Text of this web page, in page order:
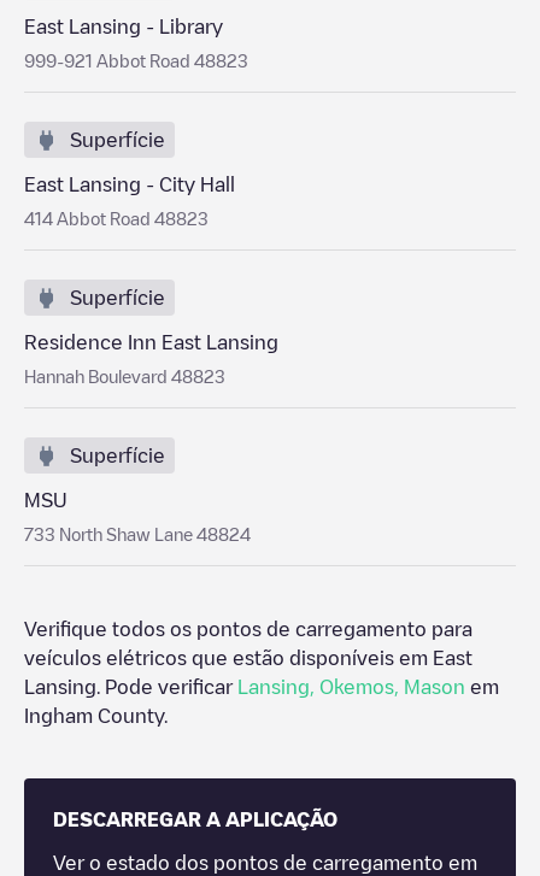
East Lansing - Library
999-921 Abbot Road 48823
Superfície
East Lansing - City Hall
414 Abbot Road 48823
Superfície
Residence Inn East Lansing
Hannah Boulevard 48823
Superfície
MSU
733 North Shaw Lane 48824
Verifique todos os pontos de carregamento para
veículos elétricos que estão disponíveis em East
Lansing . Pode verificar Lansing Okemos Mason em
Ingham County.
DESCARREGAR A APLICAÇÃO
Ver o estado dos pontos de carregamento em